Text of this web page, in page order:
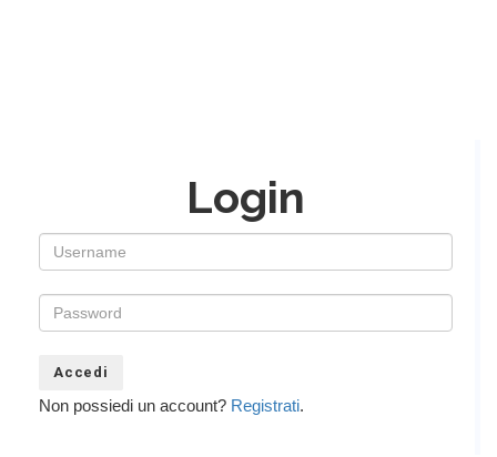
Login
Non possiedi un account? Registrati.